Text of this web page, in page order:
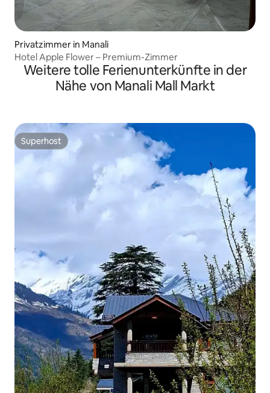
Privatzimmer in Manali
Hotel Apple Flower – Premium-Zimmer
Weitere tolle Ferienunterkünfte in der
Nähe von Manali Mall Markt
Superhost
Superhost